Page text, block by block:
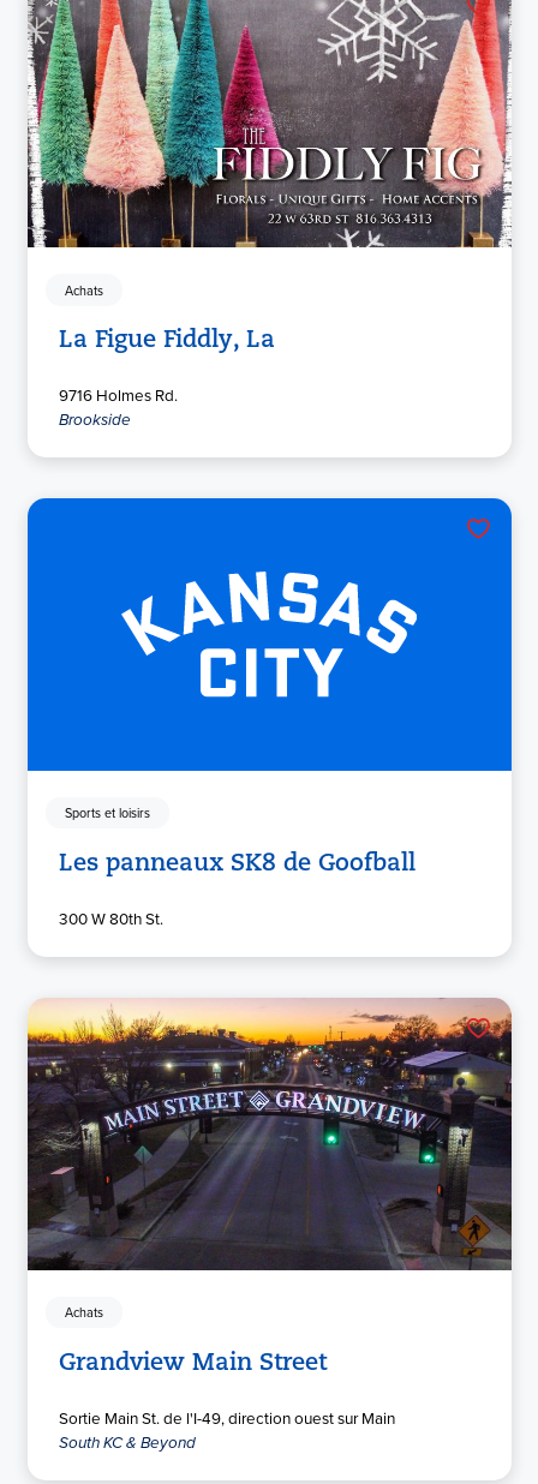
Achats
La Figue Fiddly, La
9716 Holmes Rd.
Brookside
Sports et loisirs
Les panneaux SK8 de Goofball
300 W 80th St.
Achats
Grandview Main Street
Sortie Main St. de l'I-49, direction ouest sur Main
South KC & Beyond